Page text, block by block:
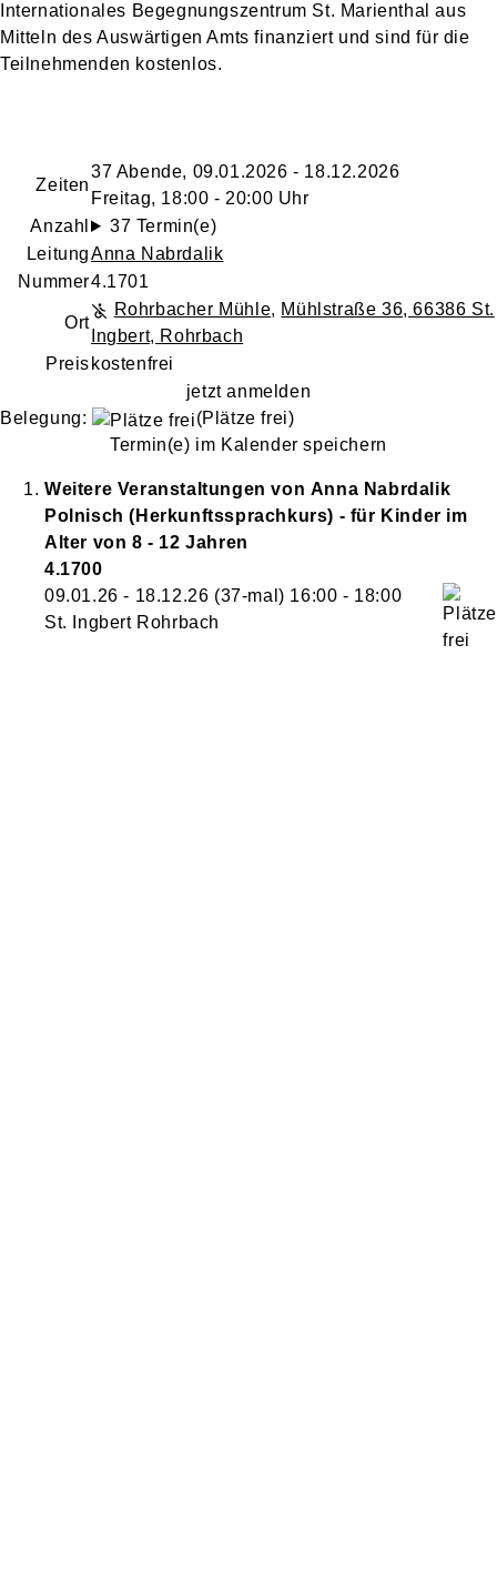
Internationales Begegnungszentrum St. Marienthal aus
Mitteln des Auswärtigen Amtsfinanziert und sind für die
Teilnehmenden kostenlos.
Zeiten
37 Abende, 09.01.2026 - 18.12.2026
Freitag, 18:00 - 20:00 Uhr
Anzahl
37 Termin(e)
LeitungAnna Nabrdalik
Nummer4.1701
Ort
Rohrbacher Mühle, Mühlstraße 36, 66386 St.
Ingbert, Rohrbach
Preis kostenfrei
jetzt anmelden
Belegung:
(Plätze frei)
Termin(e) im Kalender speichern
Weitere Veranstaltungen von Anna Nabrdalik
Polnisch (Herkunftssprachkurs) - für Kinder im
Alter von 8 - 12 Jahren
4.1700
09.01.26 - 18.12.26 (37-mal) 16:00 - 18:00
St. Ingbert Rohrbach